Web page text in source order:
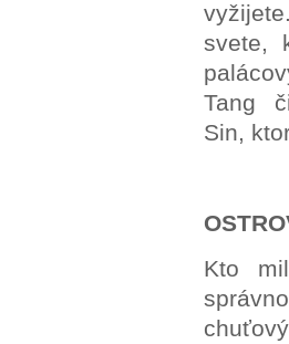
svete,
Tang
Sin,
Kto